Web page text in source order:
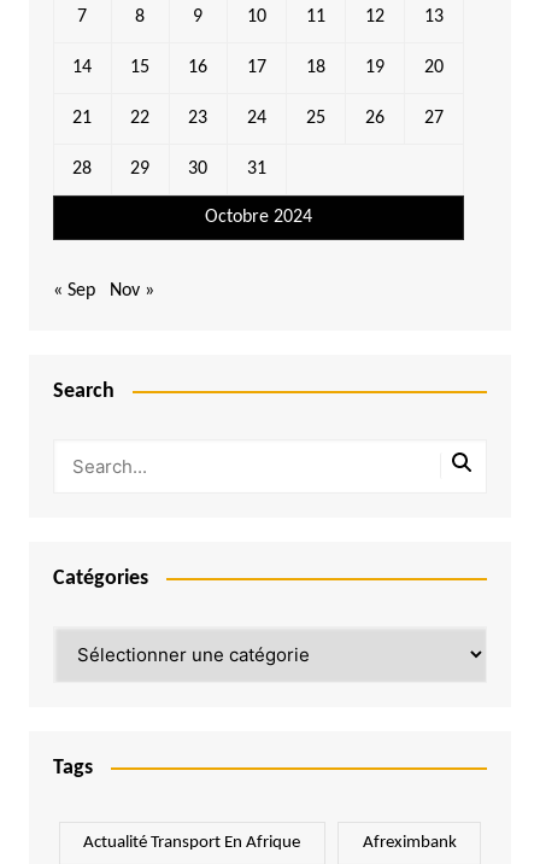
Octobre 2024
7 8 9 10 11 12 13
14 15 16 17 18 19 20
21 22 23 24 25 26 27
28 29 30 31
« Sep Nov »
Search
Catégories
Tags
Actualité Transport En Afrique Afreximbank